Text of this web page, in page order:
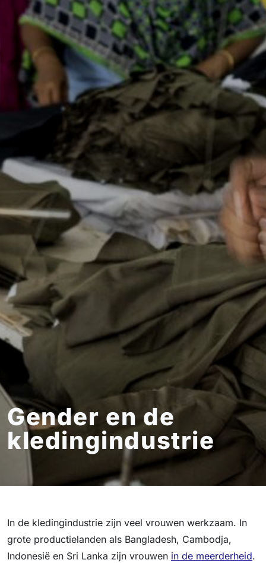
Gender en de
kledingindustrie
In de kledingindustrie zijn veel vrouwen werkzaam. In
grote productielanden als Bangladesh, Cambodja,
Indonesië en Sri Lanka zijn vrouwen in de meerderheid.